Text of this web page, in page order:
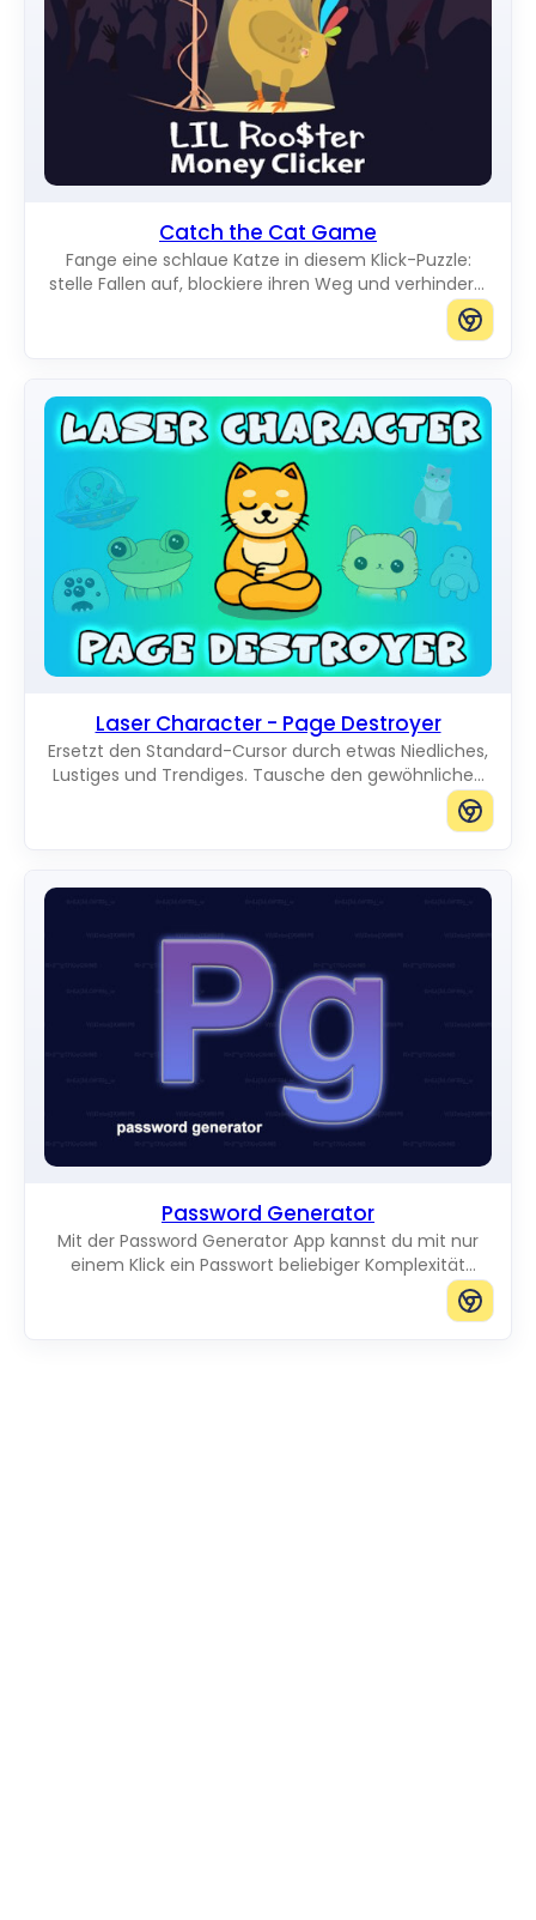
Catch the Cat Game
Fange eine schlaue Katze in diesem Klick-Puzzle:
stelle Fallen auf, blockiere ihren Weg und verhindere,
Laser Character - Page Destroyer
Ersetzt den Standard-Cursor durch etwas Niedliches,
Lustiges und Trendiges. Tausche den gewöhnlichen
Mauszeiger gegen erstaunliche Cute Cursors aus.
Password Generator
Mit der Password Generator App kannst du mit nur
einem Klick ein Passwort beliebiger Komplexität